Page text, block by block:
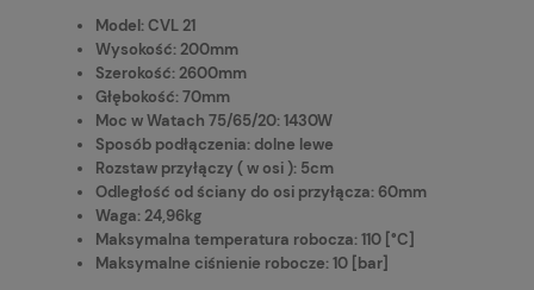
Model: CVL 21
Wysokość: 200mm
Szerokość: 2600mm
Głębokość: 70mm
Moc w Watach 75/65/20: 1430W
Sposób podłączenia: dolne lewe
Rozstaw przyłączy ( w osi ): 5cm
Odległość od ściany do osi przyłącza: 60mm
Waga: 24,96kg
Maksymalna temperatura robocza: 110 [°C]
Maksymalne ciśnienie robocze: 10 [bar]